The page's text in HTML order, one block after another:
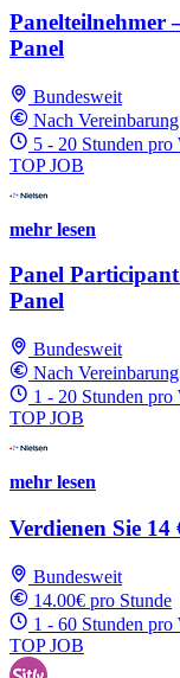
Panelteilnehmer
Panel
Bundesweit
Nach Vereinbarung
5 - 20 Stunden pro
TOP JOB
mehr lesen
Panel
Panel
Bundesweit
Nach Vereinbarung
1 - 20 Stunden pro
TOP JOB
mehr lesen
Verdienen Sie
Bundesweit
14.00€ pro Stunde
1 - 60 Stunden pro
TOP JOB